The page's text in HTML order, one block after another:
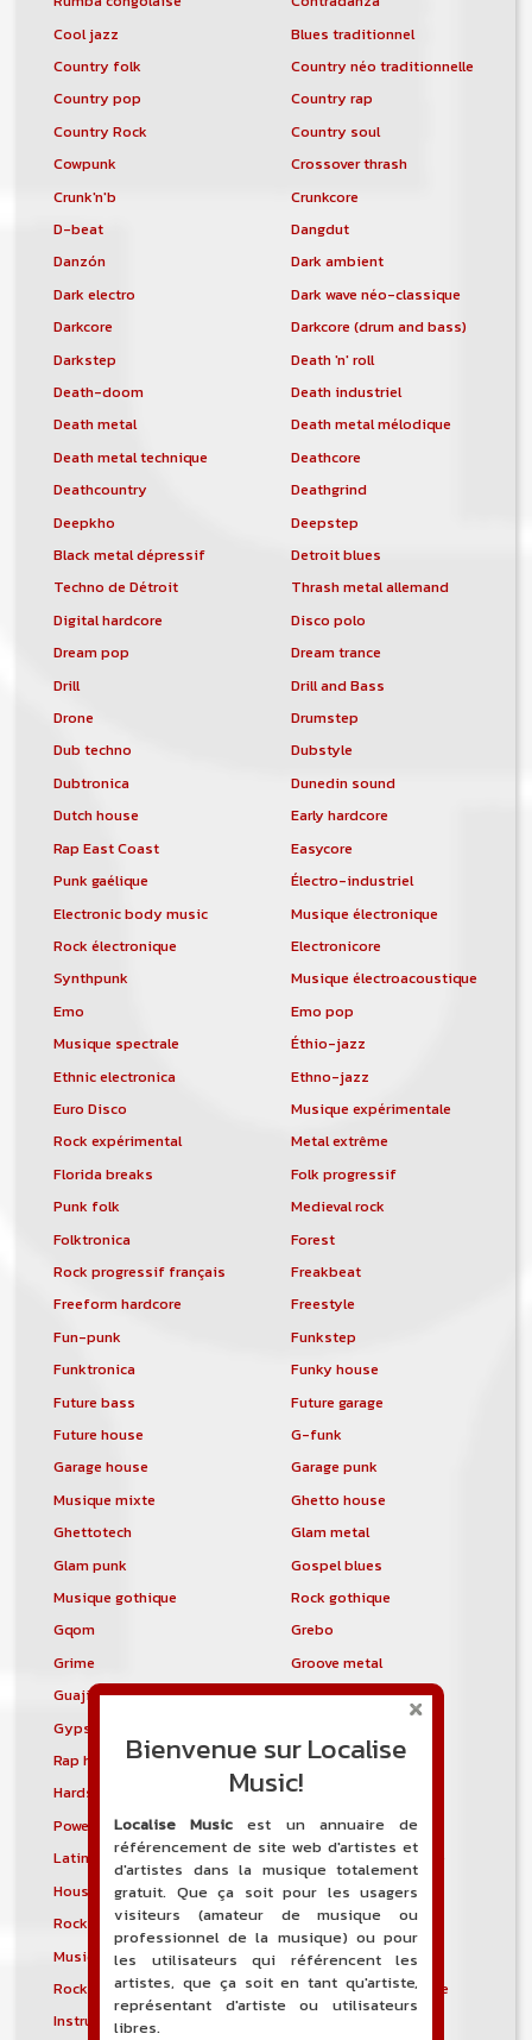
Cool jazz
Blues traditionnel
Country folk
Country néo traditionnelle
Country pop
Country rap
Country Rock
Country soul
Cowpunk
Crossover thrash
Crunk'n'b
Crunkcore
D-beat
Dangdut
Danzón
Dark ambient
Dark electro
Dark wave néo-classique
Darkcore
Darkcore (drum and bass)
Darkstep
Death 'n' roll
Death-doom
Death industriel
Death metal
Death metal mélodique
Death metal technique
Deathcore
Deathcountry
Deathgrind
Deepkho
Deepstep
Black metal dépressif
Detroit blues
Techno de Détroit
Thrash metal allemand
Digital hardcore
Disco polo
Dream pop
Dream trance
Drill
Drill and Bass
Drone
Drumstep
Dub techno
Dubstyle
Dubtronica
Dunedin sound
Dutch house
Early hardcore
Rap East Coast
Easycore
Punk gaélique
Électro-industriel
Electronic body music
Musique électronique
Rock électronique
Electronicore
Synthpunk
Musique électroacoustique
Emo
Emo pop
Musique spectrale
Éthio-jazz
Ethnic electronica
Ethno-jazz
Euro Disco
Musique expérimentale
Rock expérimental
Metal extrême
Florida breaks
Folk progressif
Punk folk
Medieval rock
Folktronica
Forest
Rock progressif français
Freakbeat
Freeform hardcore
Freestyle
Fun-punk
Funkstep
Funktronica
Funky house
Future bass
Future garage
Future house
G-funk
Garage house
Garage punk
Musique mixte
Ghetto house
Ghettotech
Glam metal
Glam punk
Gospel blues
Musique gothique
Rock gothique
Gqom
Grebo
Grime
Groove metal
Guajira
Guaracha
Gypsy punk
Rap hardcore
Industrial hardcore
Hardstep
Hardstyle
Power noise
Heavenly voices
Latin metal
Musique hindoustanie
House progressive
Tropical house
Rock indépendant
Indietronica
Musique industrielle
Metal industriel
Rock industriel
Musique instrumentale
Instrumental
Bienvenue sur Localise
Music!
Localise Music est un annuaire de
référencement de site web d'artistes et
d'artistes dans la musique totalement
gratuit. Que ça soit pour les usagers
visiteurs (amateur de musique ou
professionnel de la musique) ou pour
les utilisateurs qui référencent les
artistes, que ça soit en tant qu'artiste,
représentant d'artiste ou utilisateurs
libres.